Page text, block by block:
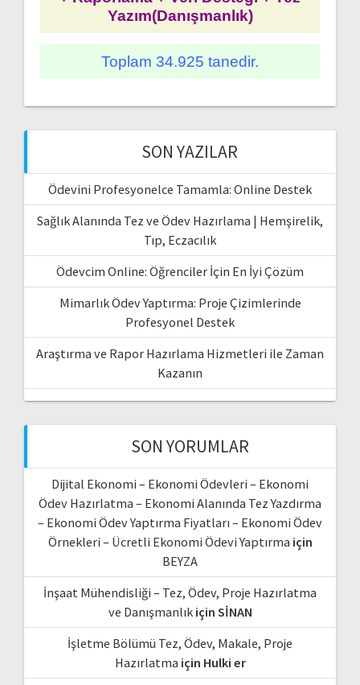
Yazım(Danışmanlık)
Toplam 34.925 tanedir.
SON YAZILAR
Ödevini Profesyonelce Tamamla: Online Destek
Sağlık Alanında Tez ve Ödev Hazırlama | Hemşirelik,
Tıp, Eczacılık
Ödevcim Online: Öğrenciler İçin En İyi Çözüm
Mimarlık Ödev Yaptırma: Proje Çizimlerinde
Profesyonel Destek
Araştırma ve Rapor Hazırlama Hizmetleri ile Zaman
Kazanın
SON YORUMLAR
Dijital Ekonomi – Ekonomi Ödevleri – Ekonomi
Ödev Hazırlatma – Ekonomi Alanında Tez Yazdırma
– Ekonomi Ödev Yaptırma Fiyatları – Ekonomi Ödev
Örnekleri – Ücretli Ekonomi Ödevi Yaptırma için
BEYZA
İnşaat Mühendisliği – Tez, Ödev, Proje Hazırlatma
ve Danışmanlıkiçin SİNAN
İşletme Bölümü Tez, Ödev, Makale, Proje
Hazırlatma için Hulki er